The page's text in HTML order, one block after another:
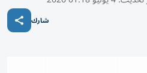
شارك